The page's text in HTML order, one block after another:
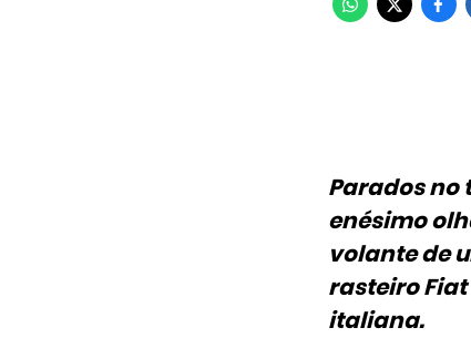
Parados no
enésimo
volante de
rasteiro
italiana.